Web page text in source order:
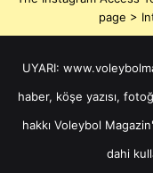
page >
UYARI:
haber, köşe yazısı,
hakkı Voleybol
dahi